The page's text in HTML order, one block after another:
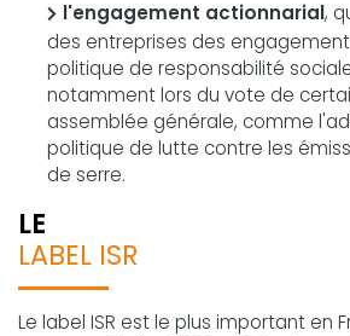
l'engagement actionnarial,
des entreprises des
politique de responsabilité
notamment lors du vote de
assemblée générale, comme
politique de lutte contre les
de serre.
LE
LABEL ISR
Le label ISR est le plus important en